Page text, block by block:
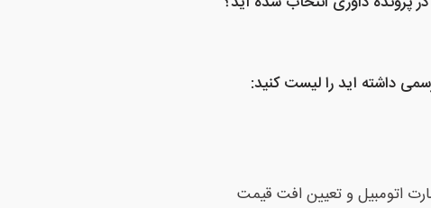
داشته اید را لیست کنید:
اتومبیل و تعیین افت قیمت